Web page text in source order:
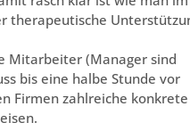
therapeutische
Mitarbeiter (Manager sind
bis eine halbe Stunde vor
Firmen zahlreiche konkrete